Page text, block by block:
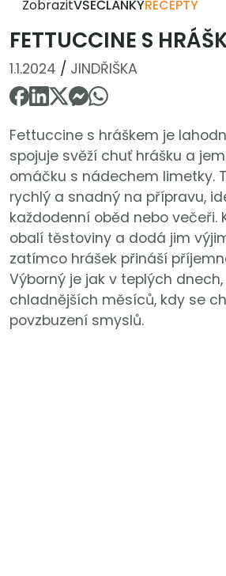
ZobrazitVŠEČLÁNKYRECEPTY
FETTUCCINE S
1.1.2024 / JINDŘIŠKA
Fettuccine s hráškem je
spojuje svěží chuť hrášku a
omáčku s nádechem limetky.
rychlý a snadný na přípravu,
každodenní oběd nebo večeři.
obalí těstoviny a dodá jim
zatímco hrášek přináší
Výborný je jak v teplých
chladnějších měsíců, kdy se
povzbuzení smyslů.